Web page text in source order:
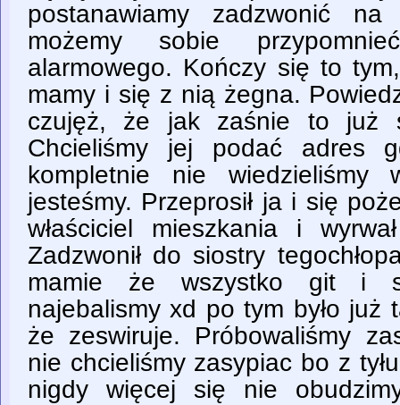
postanawiamy zadzwonić
możemy sobie
alarmowego. Kończy się to
mamy i się z nią żegna.
czujęż, że jak zaśnie to już
Chcieliśmy jej podać adres
kompletnie nie wiedzieliśmy
jesteśmy. Przeprosił ja i się
właściciel mieszkania i
Zadzwonił do siostry
mamie że wszystko git i
najebalismy xd po tym było już
że zeswiruje. Próbowaliśmy
nie chcieliśmy zasypiac bo z
nigdy więcej się nie